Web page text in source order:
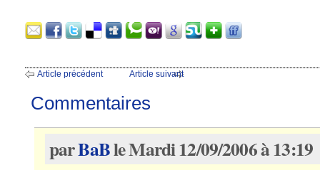
Article précédent Article suivant
Commentaires
parBaBle Mardi 12/09/2006 à 13:19